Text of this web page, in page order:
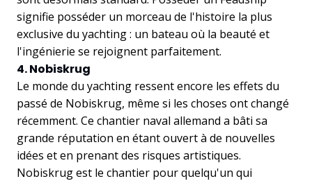
signifie posséder un morceau de l'histoire la plus
exclusive du yachting : un bateau où la beauté et
l'ingénierie se rejoignent parfaitement.
4. Nobiskrug
Le monde du yachting ressent encore les effets du
passé de Nobiskrug, même si les choses ont changé
récemment. Ce chantier naval allemand a bâti sa
grande réputation en étant ouvert à de nouvelles
idées et en prenant des risques artistiques.
Nobiskrug est le chantier pour quelqu'un qui